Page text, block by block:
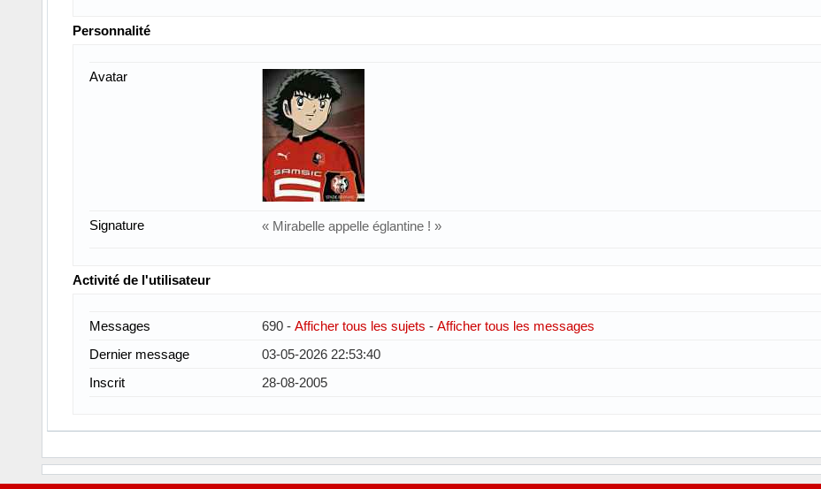
Personnalité
Avatar
Signature « Mirabelle appelle églantine ! »
Activité de l'utilisateur
Messages 690 -Afficher tous les sujets -Afficher tous les messages
Dernier message
03-05-2026 22:53:40
Inscrit
28-08-2005